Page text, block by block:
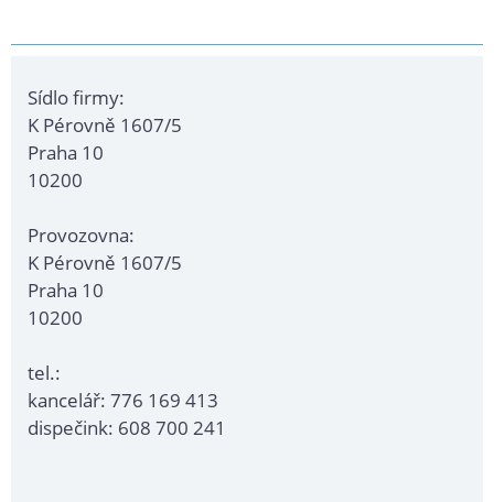
Sídlo firmy:
K Pérovně 1607/5
Praha 10
10200
Provozovna:
K Pérovně 1607/5
Praha 10
10200
tel.:
kancelář: 776 169 413
dispečink: 608 700 241